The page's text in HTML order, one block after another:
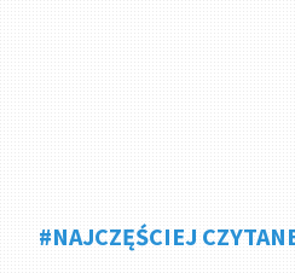
#NAJCZĘŚCIEJ